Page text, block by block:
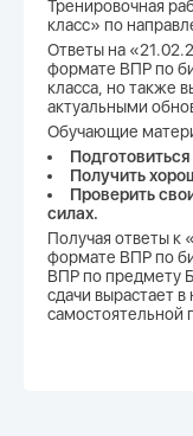
Тренировочная
класс» по
Ответы на
формате ВПР по
класса, но также
актуальными
Обучающие
Получить
Проверить
силах.
Получая ответы к
формате ВПР по
ВПР по предмету
сдачи вырастает
самостоятельной